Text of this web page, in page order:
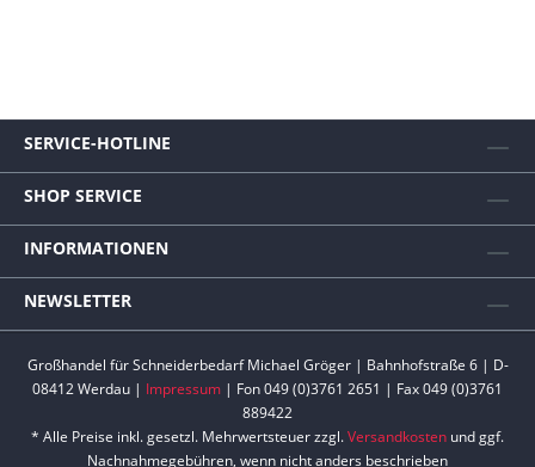
SERVICE-HOTLINE
SHOP SERVICE
INFORMATIONEN
NEWSLETTER
Großhandel für Schneiderbedarf Michael Gröger | Bahnhofstraße 6 | D-
08412 Werdau | Impressum | Fon 049 (0)3761 2651 | Fax 049 (0)3761
889422
* Alle Preise inkl. gesetzl. Mehrwertsteuer zzgl.Versandkosten und ggf.
Nachnahmegebühren, wenn nicht anders beschrieben